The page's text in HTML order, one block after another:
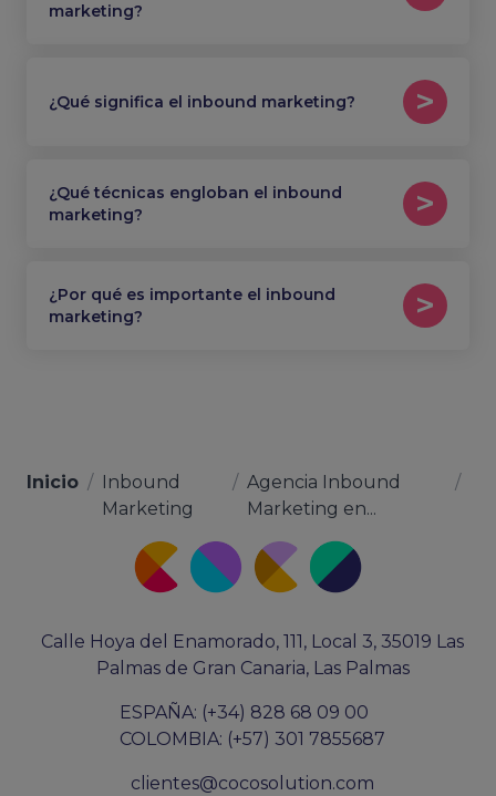
marketing?
¿Qué significa el inbound marketing?
¿Qué técnicas engloban el inbound
marketing?
¿Por qué es importante el inbound
marketing?
Inicio / Inbound
Marketing
/ Agencia Inbound
Marketing en...
/
Calle Hoya del Enamorado, 111, Local 3, 35019 Las
Palmas de Gran Canaria, Las Palmas
ESPAÑA: (+34) 828 68 09 00
COLOMBIA: (+57) 301 7855687
clientes@cocosolution.com